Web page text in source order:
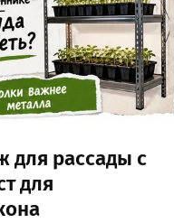
для рассады с
для